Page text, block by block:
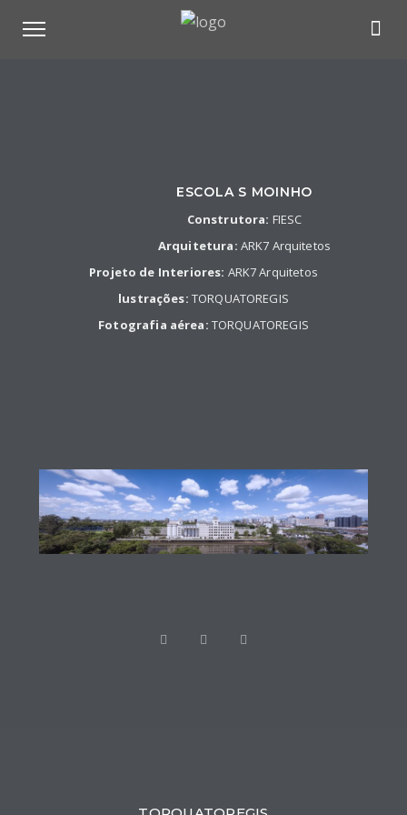
ESCOLA S MOINHO
Construtora: FIESC
Arquitetura: ARK7 Arquitetos
Projeto de Interiores: ARK7 Arquitetos
lustrações: TORQUATOREGIS
Fotografia aérea: TORQUATOREGIS